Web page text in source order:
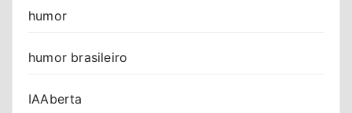
humor
humor brasileiro
IAAberta